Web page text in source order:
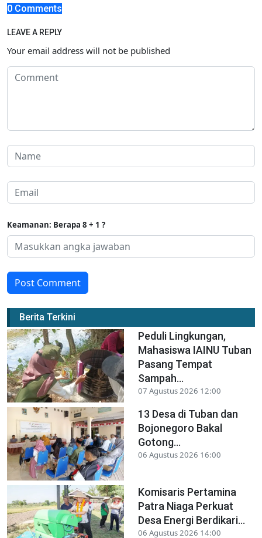
0 Comments
LEAVE A REPLY
Your email address will not be published
Keamanan: Berapa 8 + 1 ?
Post Comment
Berita Terkini
Peduli Lingkungan,
Mahasiswa IAINU Tuban
Pasang Tempat
Sampah...
07 Agustus 2026 12:00
13 Desa di Tuban dan
Bojonegoro Bakal
Gotong...
06 Agustus 2026 16:00
Komisaris Pertamina
Patra Niaga Perkuat
Desa Energi Berdikari...
06 Agustus 2026 14:00